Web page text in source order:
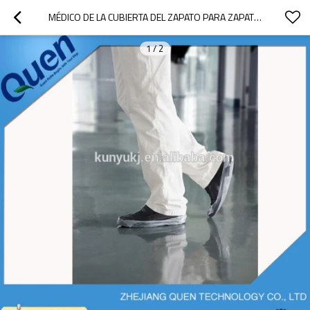
MÉDICO DE LA CUBIERTA DEL ZAPATO PARA ZAPATO DISPENSADOR DE LA CUBIERTA
1/2